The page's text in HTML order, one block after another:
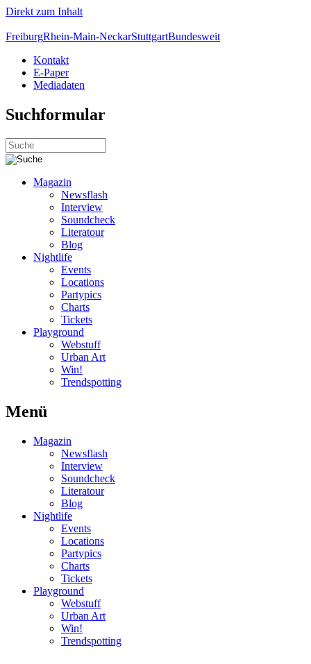
Direkt zum Inhalt
FreiburgRhein-Main-NeckarStuttgartBundesweit
Kontakt
E-Paper
Mediadaten
Suchformular
Magazin
Newsflash
Interview
Soundcheck
Literatour
Blog
Nightlife
Events
Locations
Partypics
Charts
Tickets
Playground
Webstuff
Urban Art
Win!
Trendspotting
Menü
Magazin
Newsflash
Interview
Soundcheck
Literatour
Blog
Nightlife
Events
Locations
Partypics
Charts
Tickets
Playground
Webstuff
Urban Art
Win!
Trendspotting